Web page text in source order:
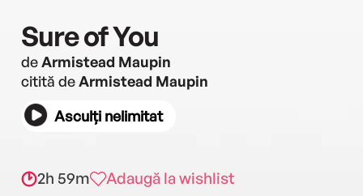
Sure of You
deArmistead Maupin
citită deArmistead Maupin
Asculți nelimitat
2h 59m Adaugă la wishlist